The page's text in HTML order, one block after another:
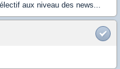
aux niveau des news...